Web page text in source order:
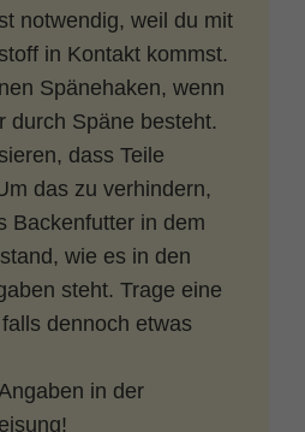
notwendig, weil du mit
in Kontakt kommst.
Spänehaken, wenn
durch Späne besteht.
dass Teile
das zu verhindern,
Backenfutter in dem
wie es in den
steht. Trage eine
dennoch etwas
in der
wird, um ihm Zugang zu
Bereichen zu gewähren.
Sitzung